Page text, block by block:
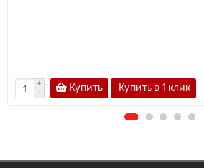
Купить Купить в 1 клик